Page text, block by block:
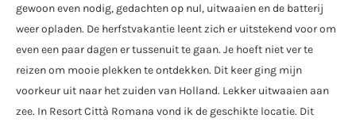
gewoon even nodig, gedachten op nul, uitwaaien en de batterij
weer opladen. De herfstvakantie leent zich er uitstekend voor om
even een paar dagen er tussenuit te gaan. Je hoeft niet ver te
reizen om mooie plekken te ontdekken. Dit keer ging mijn
voorkeur uit naar het zuiden van Holland. Lekker uitwaaien aan
zee. In Resort Città Romana vond ik de geschikte locatie. Dit